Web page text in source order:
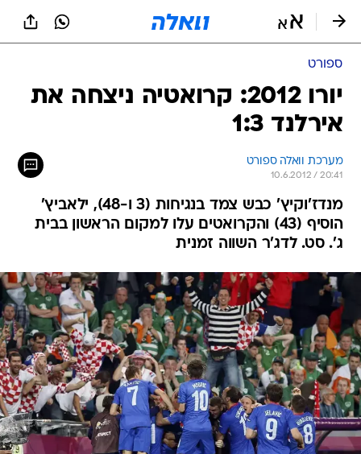
ספורט
יורו 2012: קרואטיה ניצחה את
אירלנד 1:3
מערכת וואלה ספורט
10.6.2012 / 20:41
מנדז'וקיץ' כבש צמד בנגיחות (3 ו-48), ילאביץ'
הוסיף (43) והקרואטים עלו למקום הראשון בבית
ג'. סט. לדג'ר השווה זמנית